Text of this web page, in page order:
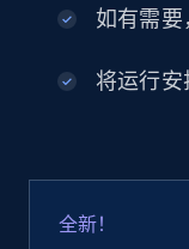
如有需要
将运行
全新！